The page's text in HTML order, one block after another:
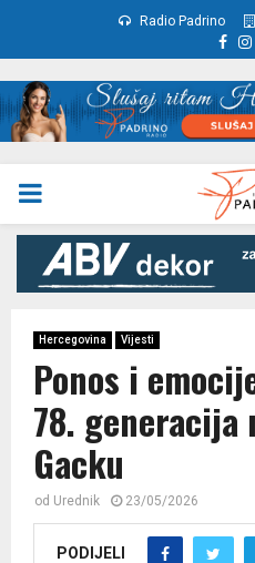
Radio Padrino
PRIMARY
MENU
Hercegovina Vijesti
Ponos i
78. generacija
Gacku
od Urednik 23/05/2026
PODIJELI